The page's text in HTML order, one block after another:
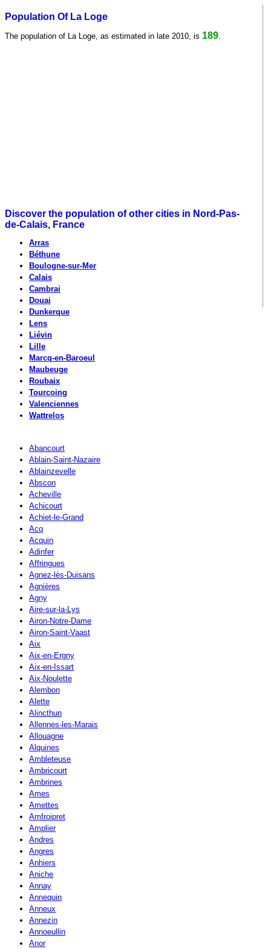
Population Of La Loge
The population of La Loge, as estimated in late 2010, is 189
Discover the population of other cities in Nord-Pas-
de-Calais, France
Arras
Béthune
Boulogne-sur-Mer
Calais
Cambrai
Douai
Dunkerque
Lens
Liévin
Lille
Marcq-en-Baroeul
Maubeuge
Roubaix
Tourcoing
Valenciennes
Wattrelos
Abancourt
Ablain-Saint-Nazaire
Ablainzevelle
Abscon
Acheville
Achicourt
Achiet-le-Grand
Acq
Acquin
Adinfer
Affringues
Agnez-lès-Duisans
Agnières
Agny
Aire-sur-la-Lys
Airon-Notre-Dame
Airon-Saint-Vaast
Aix
Aix-en-Ergny
Aix-en-Issart
Aix-Noulette
Alembon
Alette
Alincthun
Allennes-les-Marais
Allouagne
Alquines
Ambleteuse
Ambricourt
Ambrines
Ames
Amettes
Amfroipret
Amplier
Andres
Angres
Anhiers
Aniche
Annay
Annequin
Anneux
Annezin
Annoeullin
Anor